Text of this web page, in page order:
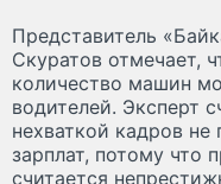
Представитель
Скуратов отмечает,
количество машин
водителей. Эксперт
нехваткой кадров
зарплат, потому что
считается